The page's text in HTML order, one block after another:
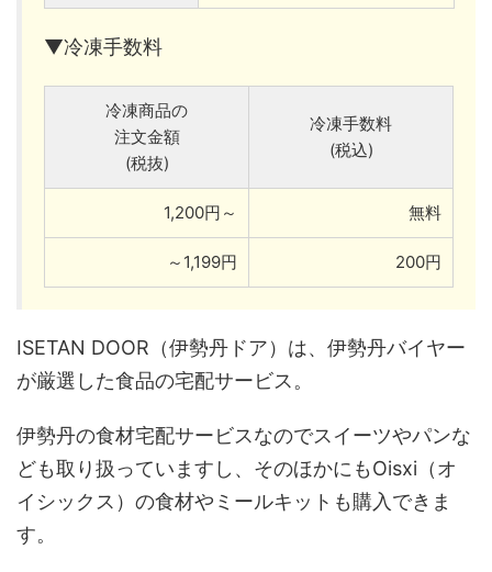
▼冷凍手数料
冷凍商品の
注文金額
(税抜)
冷凍手数料
(税込)
1,200円～ 無料
～1,199円 200円
ISETAN DOOR（伊勢丹ドア）は、伊勢丹バイヤー
が厳選した食品の宅配サービス。
伊勢丹の食材宅配サービスなのでスイーツやパンな
ども取り扱っていますし、そのほかにもOisxi（オ
イシックス）の食材やミールキットも購入できま
す。